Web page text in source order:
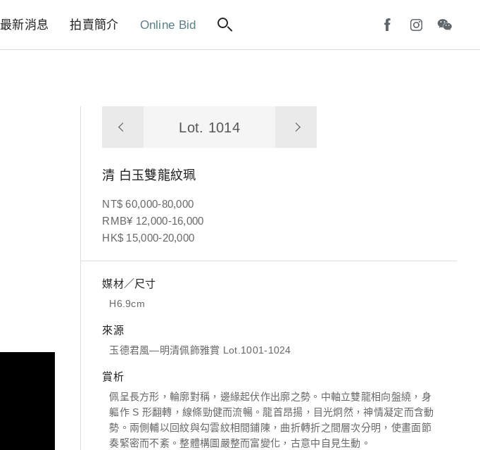
最新消息 拍賣簡介 Online Bid
Lot. 1014
清 白玉雙龍紋珮
NT$ 60,000-80,000
RMB¥ 12,000-16,000
HK$ 15,000-20,000
媒材／尺寸
H6.9cm
來源
玉德君風―明清佩飾雅賞 Lot.1001-1024
賞析
佩呈長方形，輪廓對稱，邊緣起伏作出廓之勢。中軸立雙龍相向盤繞，身
軀作 S 形翻轉，線條勁健而流暢。龍首昂揚，目光炯然，神情凝定而含動
勢。兩側輔以回紋與勾雲紋相間鋪陳，曲折轉折之間層次分明，使畫面節
奏緊密而不紊。整體構圖嚴整而富變化，古意中自見生動。